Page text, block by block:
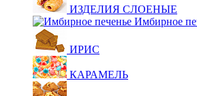
ИЗДЕЛИЯ СЛОЕНЫЕ
Имбирное
ИРИС
КАРАМЕЛЬ